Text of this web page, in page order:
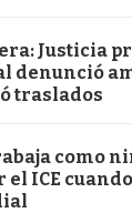
Justicia
denunció
traslados
como
ICE